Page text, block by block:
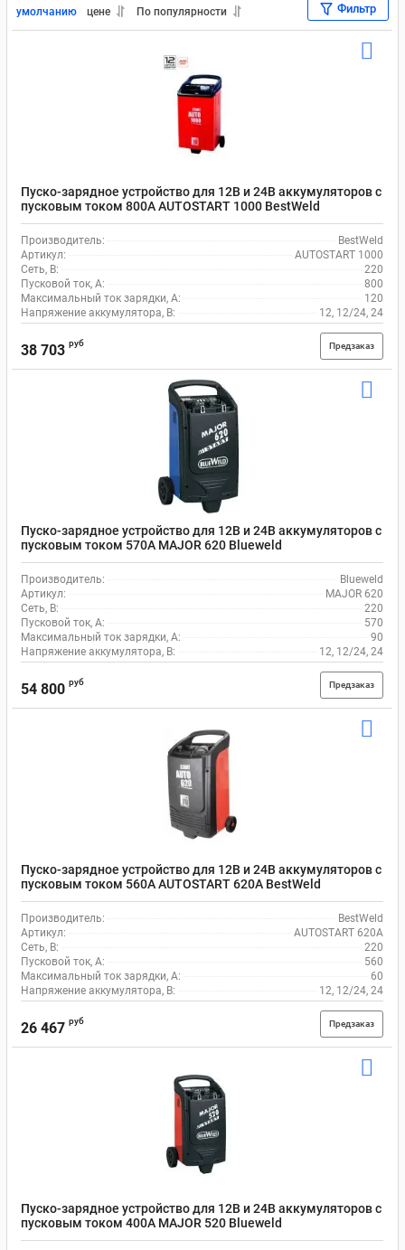
умолчанию цене По популярности Фильтр
Пуско-зарядное устройство для 12В и 24В аккумуляторов с
пусковым током 800A AUTOSTART 1000 BestWeld
Производитель:
BestWeld
Артикул:
AUTOSTART 1000
Сеть, В:
220
Пусковой ток, A:
800
Максимальный ток зарядки, А:
120
Напряжение аккумулятора, В:
12, 12/24, 24
38 703 руб Предзаказ
Пуско-зарядное устройство для 12В и 24В аккумуляторов с
пусковым током 570A MAJOR 620 Blueweld
Производитель:
Blueweld
Артикул:
MAJOR 620
Сеть, В:
220
Пусковой ток, A:
570
Максимальный ток зарядки, А:
90
Напряжение аккумулятора, В:
12, 12/24, 24
54 800 руб Предзаказ
Пуско-зарядное устройство для 12В и 24В аккумуляторов с
пусковым током 560А AUTOSTART 620A BestWeld
Производитель:
BestWeld
Артикул:
AUTOSTART 620A
Сеть, В:
220
Пусковой ток, A:
560
Максимальный ток зарядки, А:
60
Напряжение аккумулятора, В:
12, 12/24, 24
26 467 руб Предзаказ
Пуско-зарядное устройство для 12В и 24В аккумуляторов с
пусковым током 400A MAJOR 520 Blueweld